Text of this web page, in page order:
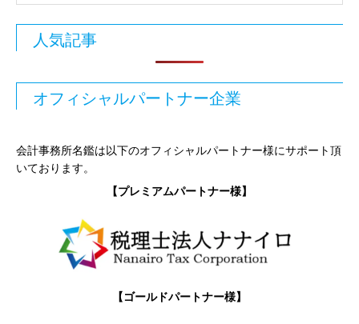
人気記事
オフィシャルパートナー企業
会計事務所名鑑は以下のオフィシャルパートナー様にサポート頂
いております。
【プレミアムパートナー様】
【ゴールドパートナー様】